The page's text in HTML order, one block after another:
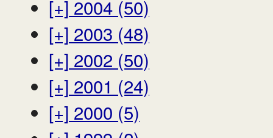
[+] 2004 (50)
[+] 2003 (48)
[+] 2002 (50)
[+] 2001 (24)
[+] 2000 (5)